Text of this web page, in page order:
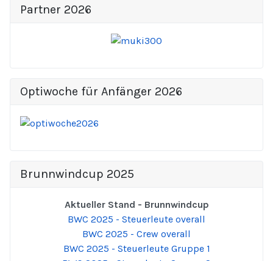
Partner 2026
Optiwoche für Anfänger 2026
Brunnwindcup 2025
Aktueller Stand - Brunnwindcup
BWC 2025 - Steuerleute overall
BWC 2025 - Crew overall
BWC 2025 - Steuerleute Gruppe 1